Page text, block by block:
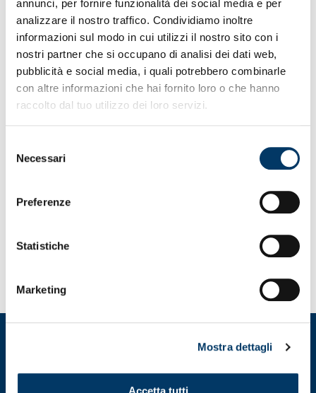
annunci, per fornire funzionalità dei social media e per
analizzare il nostro traffico. Condividiamo inoltre
informazioni sul modo in cui utilizzi il nostro sito con i
nostri partner che si occupano di analisi dei dati web,
pubblicità e social media, i quali potrebbero combinarle
con altre informazioni che hai fornito loro o che hanno
raccolto dal tuo utilizzo dei loro servizi.
delNecessari
Preferenze
Statistiche
Marketing
Mostra dettagli
Accetta tutti
scelte
nella
pagina
del
prodotto
STONE
59,00€
Questo
più
Le